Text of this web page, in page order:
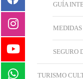
GUÍA
MEDIDAS
SEGURO
TURISMO